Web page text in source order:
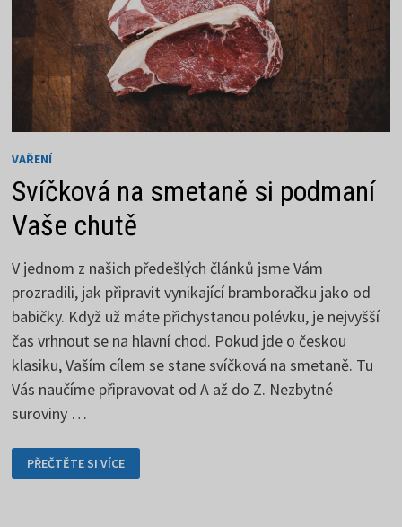
VAŘENÍ
Svíčková na smetaně si podmaní
Vaše chutě
V jednom z našich předešlých článků jsme Vám
prozradili, jak připravit vynikající bramboračku jako od
babičky. Když už máte přichystanou polévku, je nejvyšší
čas vrhnout se na hlavní chod. Pokud jde o českou
klasiku, Vaším cílem se stane svíčková na smetaně. Tu
Vás naučíme připravovat od A až do Z. Nezbytné
suroviny …
SVÍČKOVÁ
NA
SMETANĚ
PŘEČTĚTE SI VÍCE